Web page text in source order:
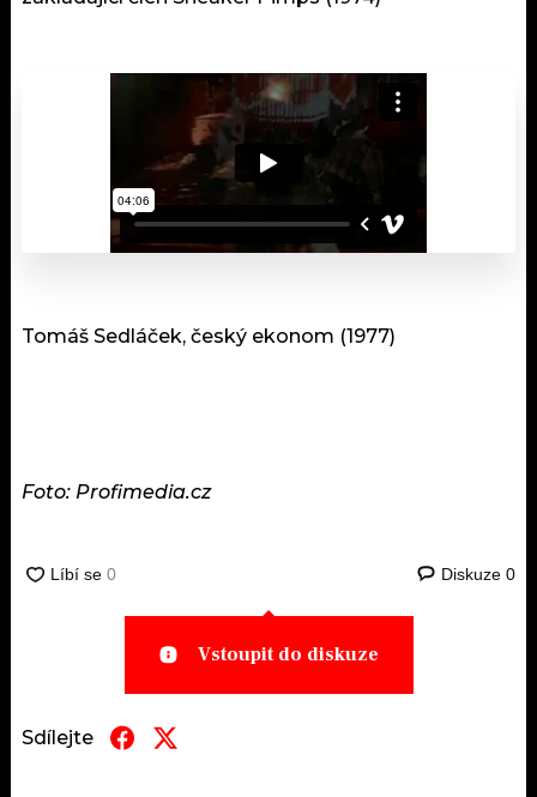
Tomáš Sedláček, český ekonom (1977)
Foto: Profimedia.cz
Diskuze 0
Vstoupit do diskuze
Sdílejte